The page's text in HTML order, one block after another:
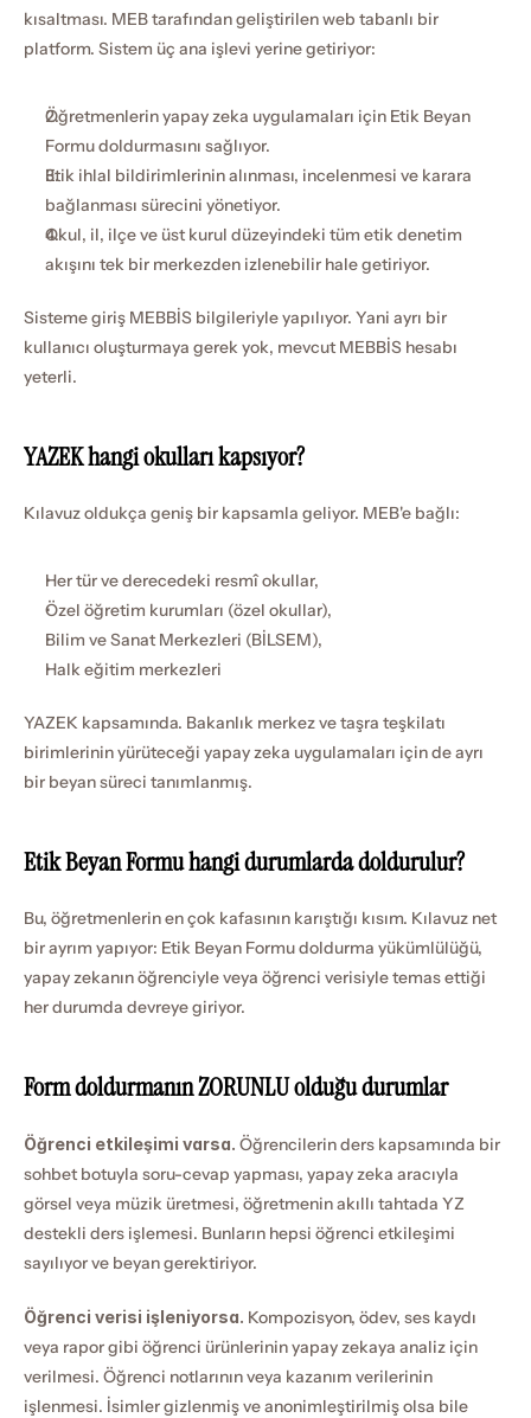
kısaltması. MEB tarafından geliştirilen web tabanlı bir
platform. Sistem üç ana işlevi yerine getiriyor:
Öğretmenlerin yapay zeka uygulamaları için Etik Beyan
Formu doldurmasını sağlıyor.
Etik ihlal bildirimlerinin alınması, incelenmesi ve karara
bağlanması sürecini yönetiyor.
Okul, il, ilçe ve üst kurul düzeyindeki tüm etik denetim
akışını tek bir merkezden izlenebilir hale getiriyor.
Sisteme giriş MEBBİS bilgileriyle yapılıyor. Yani ayrı bir
kullanıcı oluşturmaya gerek yok, mevcut MEBBİS hesabı
yeterli.
YAZEK hangi okulları kapsıyor?
Kılavuz oldukça geniş bir kapsamla geliyor. MEB'e bağlı:
Her tür ve derecedeki resmî okullar,
Özel öğretim kurumları (özel okullar),
Bilim ve Sanat Merkezleri (BİLSEM),
Halk eğitim merkezleri
YAZEK kapsamında. Bakanlık merkez ve taşra teşkilatı
birimlerinin yürüteceği yapay zeka uygulamaları için de ayrı
bir beyan süreci tanımlanmış.
Etik Beyan Formu hangi durumlarda doldurulur?
Bu, öğretmenlerin en çok kafasının karıştığı kısım. Kılavuz net
bir ayrım yapıyor: Etik Beyan Formu doldurma yükümlülüğü,
yapay zekanın öğrenciyle veya öğrenci verisiyle temas ettiği
her durumda devreye giriyor.
Form doldurmanın ZORUNLU olduğu durumlar
Öğrenci etkileşimi varsa. Öğrencilerin ders kapsamında bir
sohbet botuyla soru-cevap yapması, yapay zeka aracıyla
görsel veya müzik üretmesi, öğretmenin akıllı tahtada YZ
destekli ders işlemesi. Bunların hepsi öğrenci etkileşimi
sayılıyor ve beyan gerektiriyor.
Öğrenci verisi işleniyorsa. Kompozisyon, ödev, ses kaydı
veya rapor gibi öğrenci ürünlerinin yapay zekaya analiz için
verilmesi. Öğrenci notlarının veya kazanım verilerinin
işlenmesi. İsimler gizlenmiş ve anonimleştirilmiş olsa bile